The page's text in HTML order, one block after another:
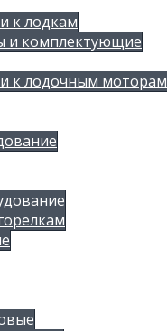
к лодкам
и комплектующие
к лодочным моторам